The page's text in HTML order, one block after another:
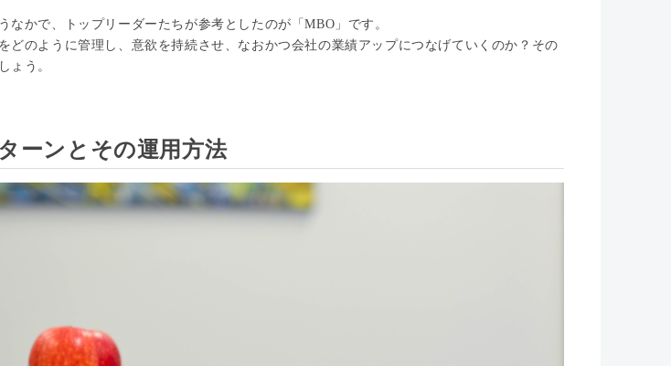
なかで、トップリーダーたちが参考としたのが「MBO」です。
どのように管理し、意欲を持続させ、なおかつ会社の業績アップにつなげていくのか？その
ょう。
ーンとその運用方法